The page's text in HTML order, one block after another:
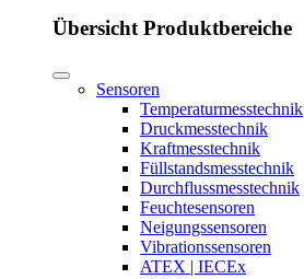
Übersicht Produktbereiche
Sensoren
Temperaturmesstechnik
Druckmesstechnik
Kraftmesstechnik
Füllstandsmesstechnik
Durchflussmesstechnik
Feuchtesensoren
Neigungssensoren
Vibrationssensoren
ATEX | IECEx